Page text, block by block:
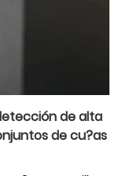
de alta
de cu?as